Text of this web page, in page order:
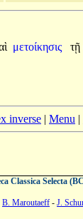
μετοίκησις τῇ
inverse | Menu |
Classica Selecta
B. Maroutaeff - J.